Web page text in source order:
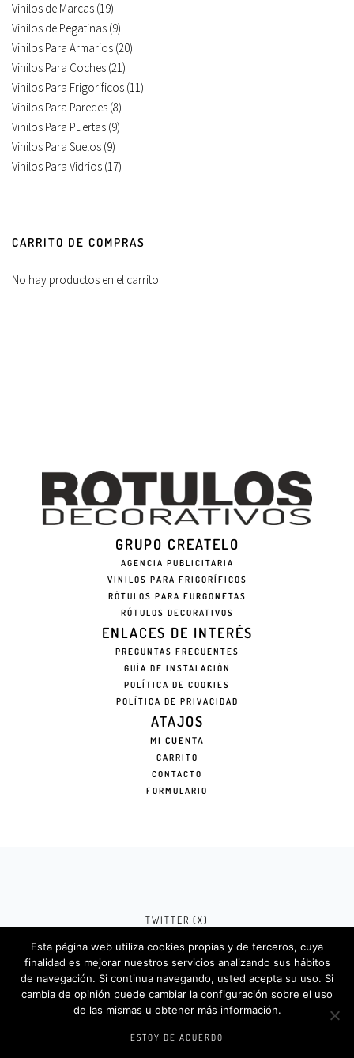
Vinilos de Marcas (19)
Vinilos de Pegatinas (9)
Vinilos Para Armarios (20)
Vinilos Para Coches (21)
Vinilos Para Frigorificos (11)
Vinilos Para Paredes (8)
Vinilos Para Puertas (9)
Vinilos Para Suelos (9)
Vinilos Para Vidrios (17)
CARRITO DE COMPRAS
No hay productos en el carrito.
GRUPO CREATELO
AGENCIA PUBLICITARIA
VINILOS PARA FRIGORÍFICOS
RÓTULOS PARA FURGONETAS
RÓTULOS DECORATIVOS
ENLACES DE INTERÉS
PREGUNTAS FRECUENTES
GUÍA DE INSTALACIÓN
POLÍTICA DE COOKIES
POLÍTICA DE PRIVACIDAD
ATAJOS
MI CUENTA
CARRITO
CONTACTO
FORMULARIO
TWITTER (X)
FACEBOOK (META)
INSTAGRAM
Rotulosdecorativos.com © 2024. Diseño &
Codigos porCreatelo.com.es
Esta página web utiliza cookies propias y de terceros, cuya
finalidad es mejorar nuestros servicios analizando sus hábitos
de navegación. Si continua navegando, usted acepta su uso. Si
cambia de opinión puede cambiar la configuración sobre el uso
de las mismas u obtener más información.
ESTOY DE ACUERDO